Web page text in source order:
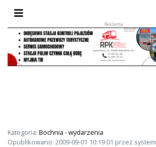
Przełącz nawigację
Kategoria: Bochnia - wydarzenia
Opublikowano: 2009-09-01 10:19:01 przez system